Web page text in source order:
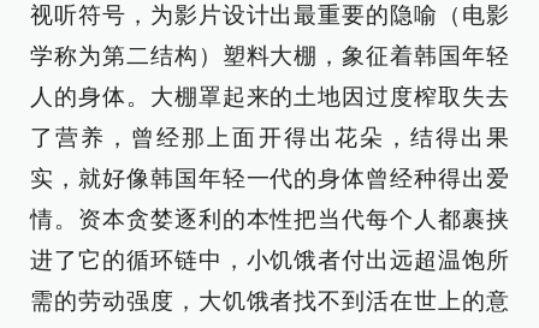
视听符号，为影片设计出最重要的隐喻（电影
学称为第二结构）塑料大棚，象征着韩国年轻
人的身体。大棚罩起来的土地因过度榨取失去
了营养，曾经那上面开得出花朵，结得出果
实，就好像韩国年轻一代的身体曾经种得出爱
情。资本贪婪逐利的本性把当代每个人都裹挟
进了它的循环链中，小饥饿者付出远超温饱所
需的劳动强度，大饥饿者找不到活在世上的意